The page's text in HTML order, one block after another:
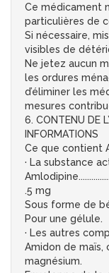
Ce médicament
particulières de
Si nécessaire,
visibles de
Ne jetez aucun
les ordures
d’éliminer les
mesures
6. CONTENU DE
INFORMATIONS
Ce que contient
· La substance
.5 mg
Sous forme de
Pour une gélule.
· Les autres
Amidon de
magnésium.